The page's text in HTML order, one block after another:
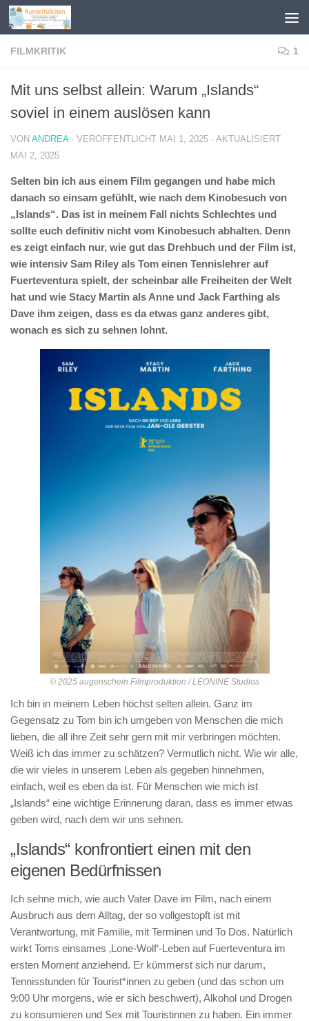
Zum Inhalt springen
FILMKRITIK 1
Mit uns selbst allein: Warum „Islands“
soviel in einem auslösen kann
VON ANDREA · VERÖFFENTLICHT MAI 1, 2025 · AKTUALISIERT
MAI 2, 2025
Selten bin ich aus einem Film gegangen und habe mich
danach so einsam gefühlt, wie nach dem Kinobesuch von
„Islands“. Das ist in meinem Fall nichts Schlechtes und
sollte euch definitiv nicht vom Kinobesuch abhalten. Denn
es zeigt einfach nur, wie gut das Drehbuch und der Film ist,
wie intensiv Sam Riley als Tom einen Tennislehrer auf
Fuerteventura spielt, der scheinbar alle Freiheiten der Welt
hat und wie Stacy Martin als Anne und Jack Farthing als
Dave ihm zeigen, dass es da etwas ganz anderes gibt,
wonach es sich zu sehnen lohnt.
© 2025 augenschein Filmproduktion / LEONINE Studios
Ich bin in meinem Leben höchst selten allein. Ganz im
Gegensatz zu Tom bin ich umgeben von Menschen die mich
lieben, die all ihre Zeit sehr gern mit mir verbringen möchten.
Weiß ich das immer zu schätzen? Vermutlich nicht. Wie wir alle,
die wir vieles in unserem Leben als gegeben hinnehmen,
einfach, weil es eben da ist. Für Menschen wie mich ist
„Islands“ eine wichtige Erinnerung daran, dass es immer etwas
geben wird, nach dem wir uns sehnen.
„Islands“ konfrontiert einen mit den
eigenen Bedürfnissen
Ich sehne mich, wie auch Vater Dave im Film, nach einem
Ausbruch aus dem Alltag, der so vollgestopft ist mit
Verantwortung, mit Familie, mit Terminen und To Dos. Natürlich
wirkt Toms einsames ‚Lone-Wolf‘-Leben auf Fuerteventura im
ersten Moment anziehend. Er kümmerst sich nur darum,
Tennisstunden für Tourist*innen zu geben (und das schon um
9:00 Uhr morgens, wie er sich beschwert), Alkohol und Drogen
zu konsumieren und Sex mit Touristinnen zu haben. Ein immer